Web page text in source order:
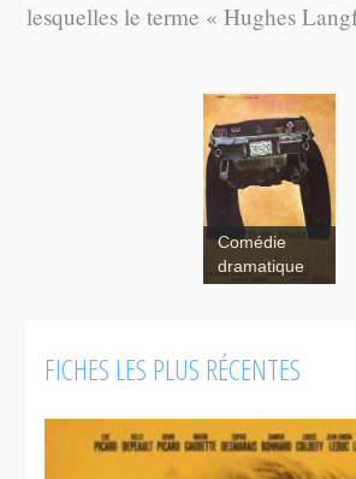
lesquelles le terme « Hughes
Comédie
dramatique
FICHES LES PLUS RÉCENTES